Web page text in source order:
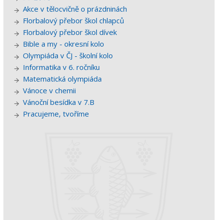
Akce v tělocvičně o prázdninách
Florbalový přebor škol chlapců
Florbalový přebor škol dívek
Bible a my - okresní kolo
Olympiáda v ČJ - školní kolo
Informatika v 6. ročníku
Matematická olympiáda
Vánoce v chemii
Vánoční besídka v 7.B
Pracujeme, tvoříme